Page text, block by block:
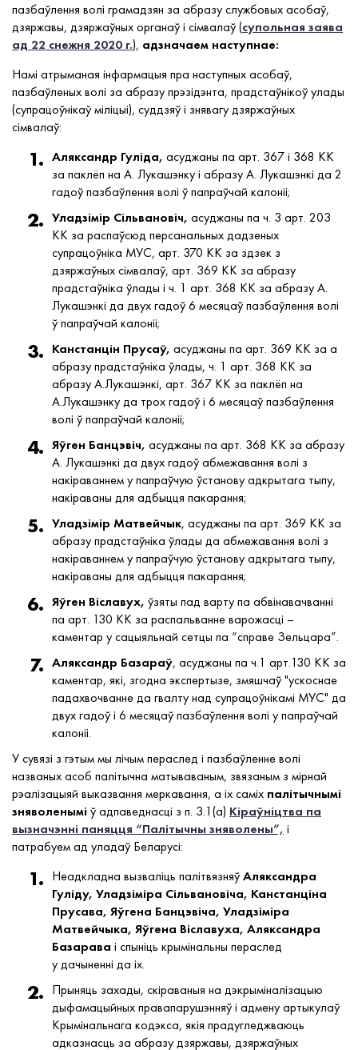
пазбаўлення волі грамадзян за абразу службовых асобаў,
дзяржавы, дзяржаўных органаў і сімвалаў (супольная заява
ад 22 снежня 2020 г.), адзначаем наступнае:
Намі атрыманая інфармацыя пра наступных асобаў,
пазбаўленых волі за абразу прэзідэнта, прадстаўнікоў улады
(супрацоўнікаў міліцыі), суддзяў і знявагу дзяржаўных
сімвалаў:
Аляксандр Гуліда, асуджаны па арт. 367 і 368 КК
за паклёп на А. Лукашэнку і абразу А. Лукашэнкі да 2
гадоў пазбаўлення волі ў папраўчай калоніі;
Уладзімір Сільвановіч, асуджаны па ч. 3 арт. 203
КК за распаўсюд персанальных дадзеных
супрацоўніка МУС, арт. 370 КК за здзек з
дзяржаўных сімвалаў, арт. 369 КК за абразу
прадстаўніка ўлады і ч. 1 арт. 368 КК за абразу А.
Лукашэнкі да двух гадоў 6 месяцаў пазбаўлення волі
ў папраўчай калоніі;
Канстанцін Прусаў, асуджаны па арт. 369 КК за а
абразу прадстаўніка ўлады, ч. 1 арт. 368 КК за
абразу А.Лукашэнкі, арт. 367 КК за паклёп на
А.Лукашэнку да трох гадоў і 6 месяцаў пазбаўлення
волі ў папраўчай калоніі;
Яўген Банцэвіч, асуджаны па арт. 368 КК за абразу
А. Лукашэнкі да двух гадоў абмежавання волі з
накіраваннем у папраўчую ўстанову адкрытага тыпу,
накіраваны для адбыцця пакарання;
Уладзімір Матвейчык, асуджаны па арт. 369 КК за
абразу прадстаўніка ўлады да абмежавання волі з
накіраваннем у папраўчую ўстанову адкрытага тыпу,
накіраваны для адбыцця пакарання;
Яўген Віславух, ўзяты пад варту па абвінавачванні
па арт. 130 КК за распальванне варожасці –
каментар у сацыяльнай сетцы па “справе Зельцара”.
Аляксандр Базараў, асуджаны па ч.1 арт.130 КК за
каментар, які, згодна экспертызе, змяшчаў "ускоснае
падахвочванне да гвалту над супрацоўнікамі МУС" да
двух гадоў і 6 месяцаў пазбаўлення волі у папраўчай
калоніі.
У сувязі з гэтым мы лічым пераслед і пазбаўленне волі
названых асоб палітычна матываваным, звязаным з мірнай
рэалізацыяй выказвання меркавання, а іх саміх палітычнымі
зняволенымі ў адпаведнасці з п. 3.1(а) Кіраўніцтва па
вызначэнні паняцця “Палітычны зняволены”, і
патрабуем ад уладаў Беларусі:
Неадкладна вызваліць палітвязняўАляксандра
Гуліду, Уладзіміра Сільвановіча, Канстанціна
Прусава, Яўгена Банцэвіча, Уладзіміра
Матвейчыка, Яўгена Віславуха, Аляксандра
Базарава і спыніць крымінальны пераслед
у дачыненні да іх.
Прыняць захады, скіраваныя на дэкрыміналізацыю
дыфамацыйных правапарушэнняў і адмену артыкулаў
Крымінальнага кодэкса, якія прадугледжваюць
адказнасць за абразу дзяржавы, дзяржаўных